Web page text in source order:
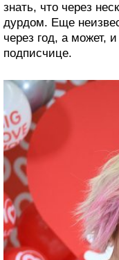
знать, что через
дурдом. Еще
через год, а может,
подписчице.